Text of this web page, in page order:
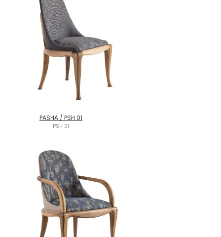
PASHA / PSH 01
PSH 01